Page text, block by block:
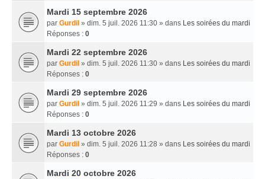
Mardi 15 septembre 2026
par Gurdil » dim. 5 juil. 2026 11:30 » dans Les soirées du mardi
Réponses : 0
Mardi 22 septembre 2026
par Gurdil » dim. 5 juil. 2026 11:30 » dans Les soirées du mardi
Réponses : 0
Mardi 29 septembre 2026
par Gurdil » dim. 5 juil. 2026 11:29 » dans Les soirées du mardi
Réponses : 0
Mardi 13 octobre 2026
par Gurdil » dim. 5 juil. 2026 11:28 » dans Les soirées du mardi
Réponses : 0
Mardi 20 octobre 2026